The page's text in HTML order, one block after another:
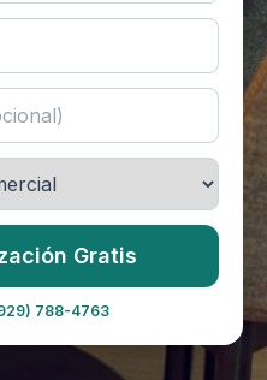
Gratis
788-4763